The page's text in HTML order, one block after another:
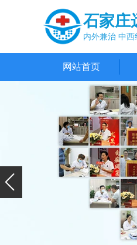
石家庄
内外兼治 中西
网站首页